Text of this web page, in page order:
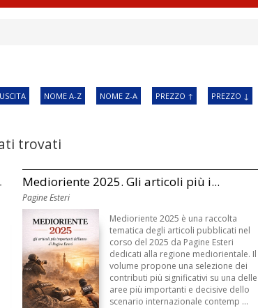
NOME A-Z NOME Z-A PREZZO ↑ PREZZO ↓
trovati
Medioriente 2025. Gli articoli più i...
Pagine Esteri
Medioriente 2025 è una raccolta
tematica degli articoli pubblicati nel
corso del 2025 da Pagine Esteri
dedicati alla regione mediorientale. Il
volume propone una selezione dei
contributi più significativi su una delle
aree più importanti e decisive dello
scenario internazionale contemp ...